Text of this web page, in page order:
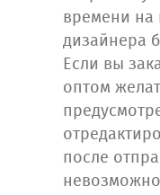
времени на
дизайнера
Если вы
оптом
после